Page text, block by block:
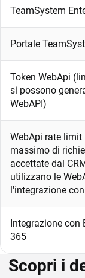
TeamSystem
Portale
Token WebApi
si possono
WebAPI)
WebApi rate limit
massimo di
accettate dal
utilizzano le
l'integrazione
Integrazione con
365
Scopri i